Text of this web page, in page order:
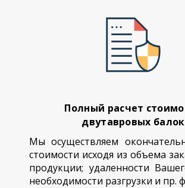
Полный расчет
двутавровых балок
Мы осуществляем
стоимости исходя из объема
продукции; удаленности
необходимости разгрузки и пр.